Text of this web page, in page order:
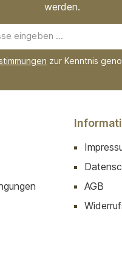
werden.
Mail-
Adresse*
zur Kenntnis
AGB